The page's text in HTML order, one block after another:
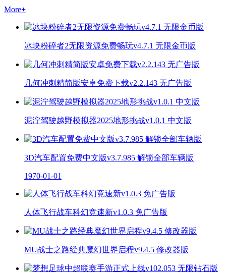
More+
冰块粉碎者2无限资源免费畅玩v4.7.1 无限金币版
几何冲刺精简版安卓免费下载v2.2.143 无广告版
泥泞驾驶越野模拟器2025地形挑战v1.0.1 中文版
3D汽车配置免费中文版v3.7.985 解锁全部车辆版
1970-01-01
人体飞行战车科幻竞速新v1.0.3 免广告版
MU战士之路经典魔幻世界启程v9.4.5 修改器版